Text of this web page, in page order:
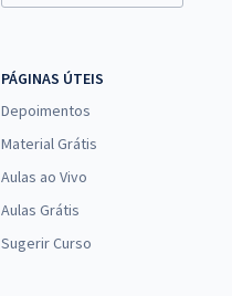
PÁGINAS ÚTEIS
Depoimentos
Material Grátis
Aulas ao Vivo
Aulas Grátis
Sugerir Curso